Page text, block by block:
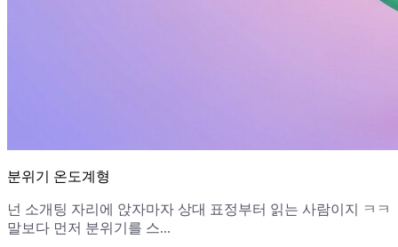
분위기 온도계형
넌 소개팅 자리에 앉자마자 상대 표정부터 읽는 사람이지 ㅋㅋ
말보다 먼저 분위기를 스...